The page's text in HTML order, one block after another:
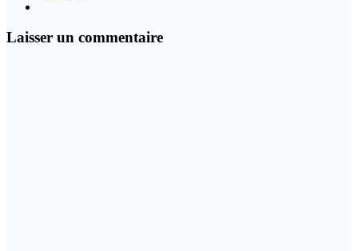
Laisser un commentaire